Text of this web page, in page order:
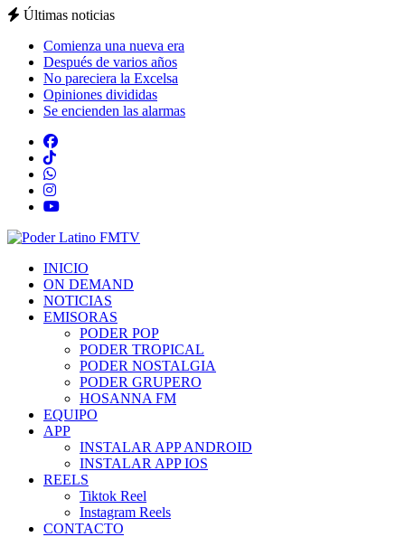
Últimas noticias
Comienza una nueva era
Después de varios años
No pareciera la Excelsa
Opiniones divididas
Se encienden las alarmas
INICIO
ON DEMAND
NOTICIAS
EMISORAS
PODER POP
PODER TROPICAL
PODER NOSTALGIA
PODER GRUPERO
HOSANNA FM
EQUIPO
APP
INSTALAR APP ANDROID
INSTALAR APP IOS
REELS
Tiktok Reel
Instagram Reels
CONTACTO